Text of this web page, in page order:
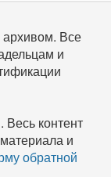
Все
и
контент
и
обратной